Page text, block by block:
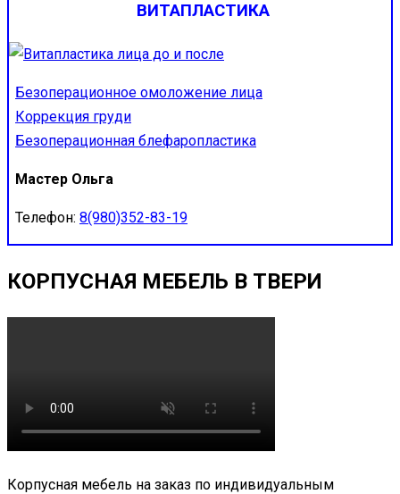
ВИТАПЛАСТИКА
Безоперационное омоложение лица
Коррекция груди
Безоперационная блефаропластика
Мастер Ольга
Телефон: 8(980)352-83-19
КОРПУСНАЯ МЕБЕЛЬ В ТВЕРИ
Корпусная мебель на заказ по индивидуальным